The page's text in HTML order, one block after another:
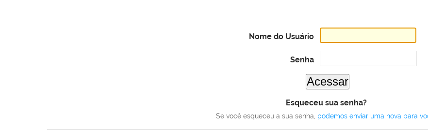
Nome do Usuário
Senha
Esqueceu sua senha?
Se você esqueceu a sua senha, podemos enviar uma nova para